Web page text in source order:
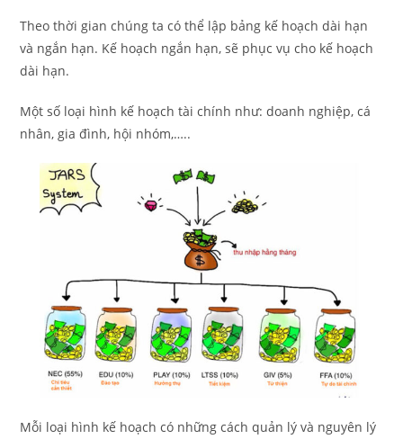
Theo thời gian chúng ta có thể lập bảng kế hoạch dài hạn
và ngắn hạn. Kế hoạch ngắn hạn, sẽ phục vụ cho kế hoạch
dài hạn.
Một số loại hình kế hoạch tài chính như: doanh nghiệp, cá
nhân, gia đình, hội nhóm,…..
Mỗi loại hình kế hoạch có những cách quản lý và nguyên lý